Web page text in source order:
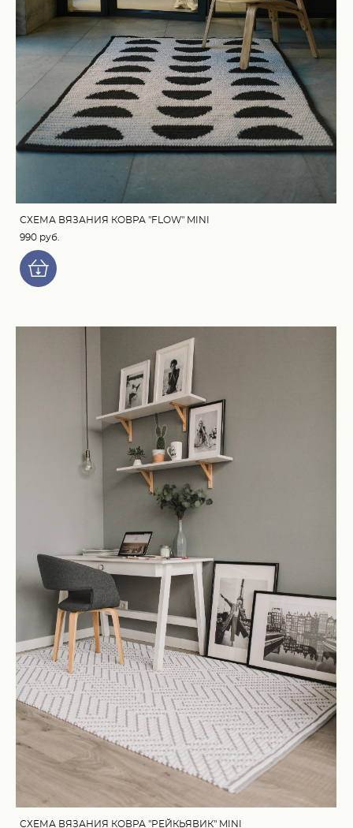
СХЕМА ВЯЗАНИЯ КОВРА "FLOW" MINI
990 pуб.
СХЕМА ВЯЗАНИЯ КОВРА "РЕЙКЬЯВИК" MINI